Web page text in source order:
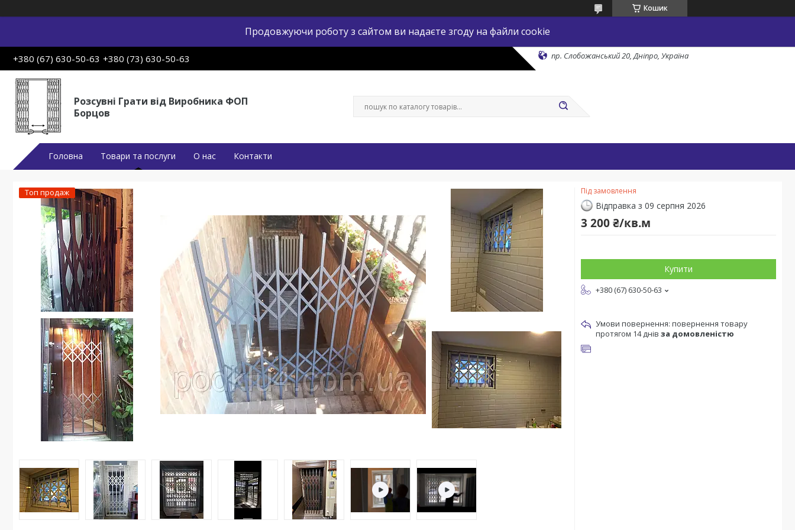
Кошик
Продовжуючи роботу з сайтом ви надаєте згоду на файли cookie
+380 (67) 630-50-63 +380 (73) 630-50-63 пр. Слобожанський 20, Дніпро, Україна
Розсувні Грати від Виробника ФОП
Борцов
Головна Товари та послуги О нас Контакти
Топ продаж Під замовлення
Відправка з 09 серпня 2026
3 200 ₴/кв.м
Купити
+380 (67) 630-50-63
повернення товару
протягом 14 днів за домовленістю